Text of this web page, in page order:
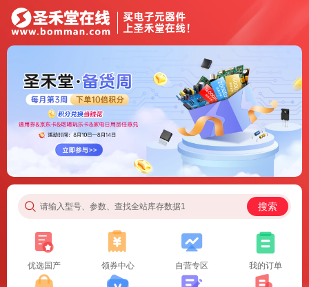
请输入型号、参数、查找全站库存数据1 搜索
优选国产 领券中心 自营专区 我的订单